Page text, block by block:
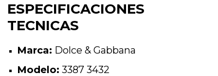
ESPECIFICACIONES
TECNICAS
Marca: Dolce & Gabbana
Modelo: 3387 3432